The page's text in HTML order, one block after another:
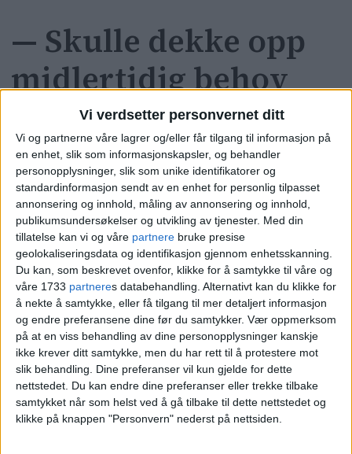
Vi verdsetter personvernet ditt
Vi og partnerne våre lagrer og/eller får tilgang til informasjon på
en enhet, slik som informasjonskapsler, og behandler
personopplysninger, slik som unike identifikatorer og
standardinformasjon sendt av en enhet for personlig tilpasset
annonsering og innhold, måling av annonsering og innhold,
publikumsundersøkelser og utvikling av tjenester. Med din
tillatelse kan vi og våre partnere bruke presise
geolokaliseringsdata og identifikasjon gjennom enhetsskanning.
Du kan, som beskrevet ovenfor, klikke for å samtykke til våre og
våre 1733 partneres databehandling. Alternativt kan du klikke for
å nekte å samtykke, eller få tilgang til mer detaljert informasjon
og endre preferansene dine før du samtykker. Vær oppmerksom
på at en viss behandling av dine personopplysninger kanskje
ikke krever ditt samtykke, men du har rett til å protestere mot
slik behandling. Dine preferanser vil kun gjelde for dette
nettstedet. Du kan endre dine preferanser eller trekke tilbake
samtykket når som helst ved å gå tilbake til dette nettstedet og
klikke på knappen "Personvern" nederst på nettsiden.
— Skulle dekke opp
midlertidig behov
Men noen fast jobb fikk hun ikke. I en
reaksjon på dommen utelukket ikke
bydelsdirektørMarie Anbjørg Joteni
bydel Ullern at kommunen vil anke til
lagmannsretten.
— Ansettelsen av ble gjort for å dekke
opp et midlertidig behov i forbindelse
med den forbigående og ekstraordinære
situasjonen som oppstod i forbindelse
med og i etterkant av flyktningkrisen i
2015, skriver bydelsdirektøren i en epost